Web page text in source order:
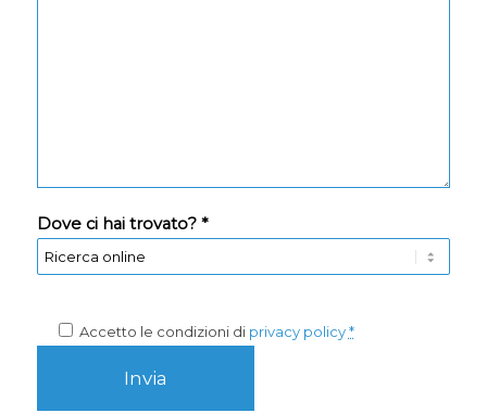
Dove ci hai trovato? *
Accetto le condizioni di privacy policy *